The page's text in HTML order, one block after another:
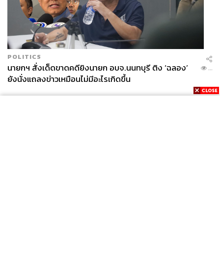
POLITICS
นายกฯ สั่งเด็ดขาดคดียิงนายก อบจ.นนทบุรี ติง ‘ฉลอง’
ยังนั่งแถลงข่าวเหมือนไม่มีอะไรเกิดขึ้น
...